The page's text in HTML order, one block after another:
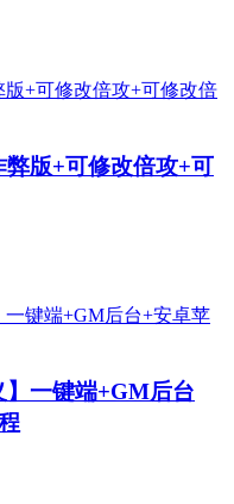
版+可修改倍攻+可
一键端+GM后台